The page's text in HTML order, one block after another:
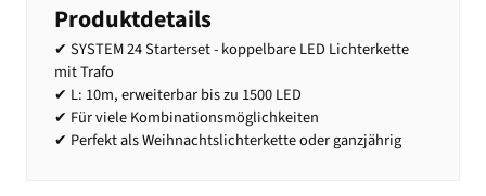
Produktdetails
✔ SYSTEM 24 Starterset - koppelbare LED Lichterkette
mit Trafo
✔ L: 10m, erweiterbar bis zu 1500 LED
✔ Für viele Kombinationsmöglichkeiten
✔ Perfekt als Weihnachtslichterkette oder ganzjährig